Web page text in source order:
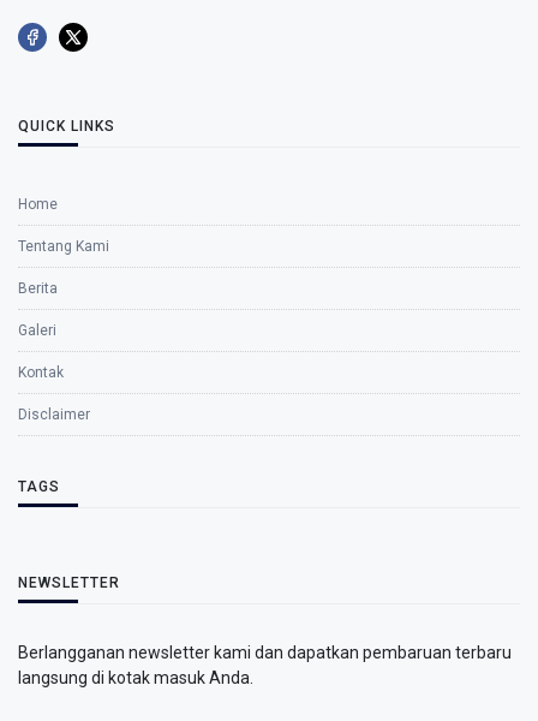
QUICK LINKS
Home
Tentang Kami
Berita
Galeri
Kontak
Disclaimer
TAGS
NEWSLETTER
Berlangganan newsletter kami dan dapatkan pembaruan terbaru
langsung di kotak masuk Anda.